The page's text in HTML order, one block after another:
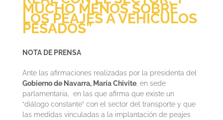
MUCHO MENOS SOBRE
LOS PEAJES A VEHÍCULOS
PESADOS”
NOTA DE PRENSA
Ante las afirmaciones realizadas por la presidenta del
Gobierno de Navarra, María Chivite, en sede
parlamentaria, en las que afirma que existe un
“diálogo constante” con el sector del transporte y que
las medidas vinculadas a la implantación de peajes